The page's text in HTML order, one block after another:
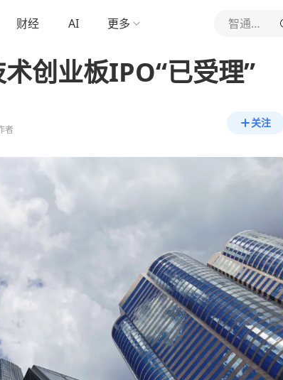
财经 AI 更多 智通财经网
创业板IPO“已受理”
者
关注